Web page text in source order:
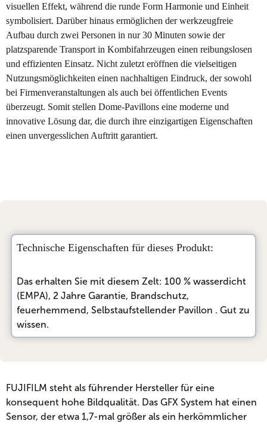
visuellen Effekt, während die runde Form Harmonie und Einheit
symbolisiert. Darüber hinaus ermöglichen der werkzeugfreie
Aufbau durch zwei Personen in nur 30 Minuten sowie der
platzsparende Transport in Kombifahrzeugen einen reibungslosen
und effizienten Einsatz. Nicht zuletzt eröffnen die vielseitigen
Nutzungsmöglichkeiten einen nachhaltigen Eindruck, der sowohl
bei Firmenveranstaltungen als auch bei öffentlichen Events
überzeugt. Somit stellen Dome-Pavillons eine moderne und
innovative Lösung dar, die durch ihre einzigartigen Eigenschaften
einen unvergesslichen Auftritt garantiert.
Technische Eigenschaften für dieses Produkt:
Das erhalten Sie mit diesem Zelt: 100 % wasserdicht
(EMPA), 2 Jahre Garantie, Brandschutz,
feuerhemmend, Selbstaufstellender Pavillon . Gut zu
wissen.
FUJIFILM steht als führender Hersteller für eine
konsequent hohe Bildqualität. Das GFX System hat einen
Sensor, der etwa 1,7-mal größer als ein herkömmlicher